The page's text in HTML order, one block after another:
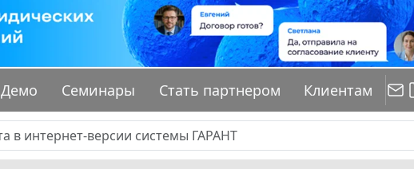
Демо Семинары Стать партнером Клиентам